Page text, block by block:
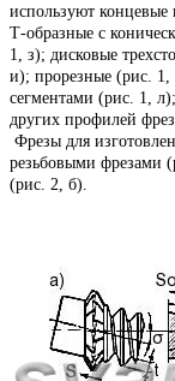
используют концевые
Т-образные с
1, з); дисковые
и); прорезные (рис.
сегментами (рис. 1,
других профилей
Фрезы для
резьбовыми фрезами
(рис. 2, б).